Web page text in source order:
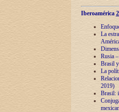
Iberoamérica
La
Rusia
Brasil
La
2019)
Brasil: